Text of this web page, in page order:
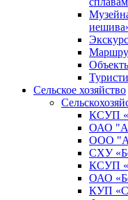
Сельское хозяйство
КСУП
ОАО
ООО
СХУ
КСУП
ОАО
КУП